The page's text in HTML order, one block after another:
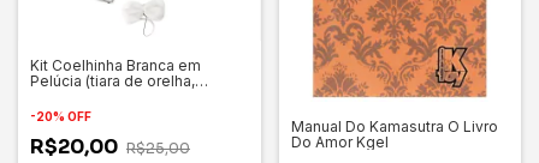
Kit Coelhinha Branca em
Pelúcia (tiara de orelha,
Importado
-20% OFF
R$20,00 R$25,00
Manual Do Kamasutra O Livro
Do Amor Kgel